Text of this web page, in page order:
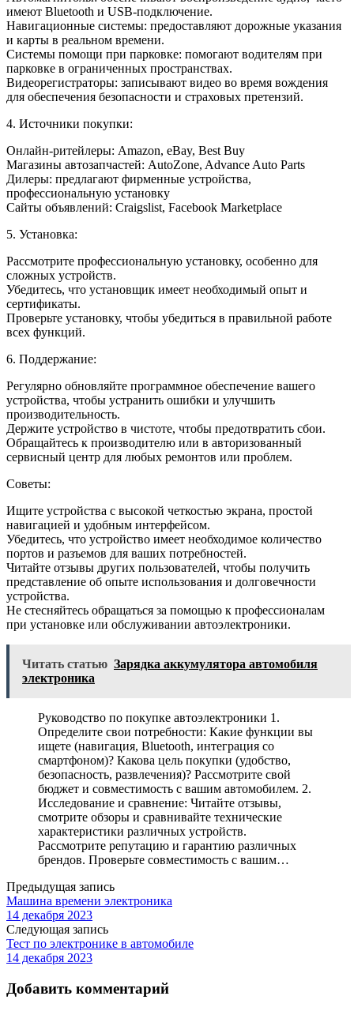
имеют Bluetooth и USB-подключение.
Навигационные системы: предоставляют дорожные указания
и карты в реальном времени.
Системы помощи при парковке: помогают водителям при
парковке в ограниченных пространствах.
Видеорегистраторы: записывают видео во время вождения
для обеспечения безопасности и страховых претензий.
4. Источники покупки:
Онлайн-ритейлеры: Amazon, eBay, Best Buy
Магазины автозапчастей: AutoZone, Advance Auto Parts
Дилеры: предлагают фирменные устройства,
профессиональную установку
Сайты объявлений: Craigslist, Facebook Marketplace
5. Установка:
Рассмотрите профессиональную установку, особенно для
сложных устройств.
Убедитесь, что установщик имеет необходимый опыт и
сертификаты.
Проверьте установку, чтобы убедиться в правильной работе
всех функций.
6. Поддержание:
Регулярно обновляйте программное обеспечение вашего
устройства, чтобы устранить ошибки и улучшить
производительность.
Держите устройство в чистоте, чтобы предотвратить сбои.
Обращайтесь к производителю или в авторизованный
сервисный центр для любых ремонтов или проблем.
Советы:
Ищите устройства с высокой четкостью экрана, простой
навигацией и удобным интерфейсом.
Убедитесь, что устройство имеет необходимое количество
портов и разъемов для ваших потребностей.
Читайте отзывы других пользователей, чтобы получить
представление об опыте использования и долговечности
устройства.
Не стесняйтесь обращаться за помощью к профессионалам
при установке или обслуживании автоэлектроники.
Читать статью Зарядка аккумулятора автомобиля
электроника
Руководство по покупке автоэлектроники 1.
Определите свои потребности: Какие функции вы
ищете (навигация, Bluetooth, интеграция со
смартфоном)? Какова цель покупки (удобство,
безопасность, развлечения)? Рассмотрите свой
бюджет и совместимость с вашим автомобилем. 2.
Исследование и сравнение: Читайте отзывы,
смотрите обзоры и сравнивайте технические
характеристики различных устройств.
Рассмотрите репутацию и гарантию различных
брендов. Проверьте совместимость с вашим…
Предыдущая запись
Машина времени электроника
14 декабря 2023
Следующая запись
Тест по электронике в автомобиле
14 декабря 2023
Добавить комментарий